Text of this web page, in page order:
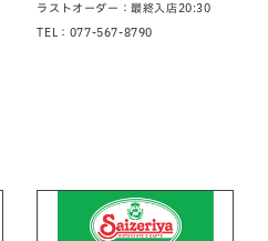
ラストオーダー：最終入店20:30
TEL：077-567-8790